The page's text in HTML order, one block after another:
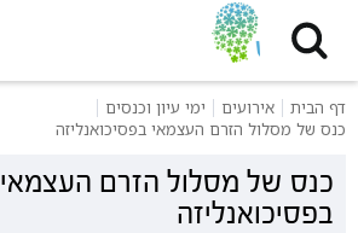
דף הבית אירועים
ימי עיון וכנסים
כנס של מסלול הזרם העצמאי בפסיכואנליזה
כנס של מסלול הזרם העצמאי
בפסיכואנליזה